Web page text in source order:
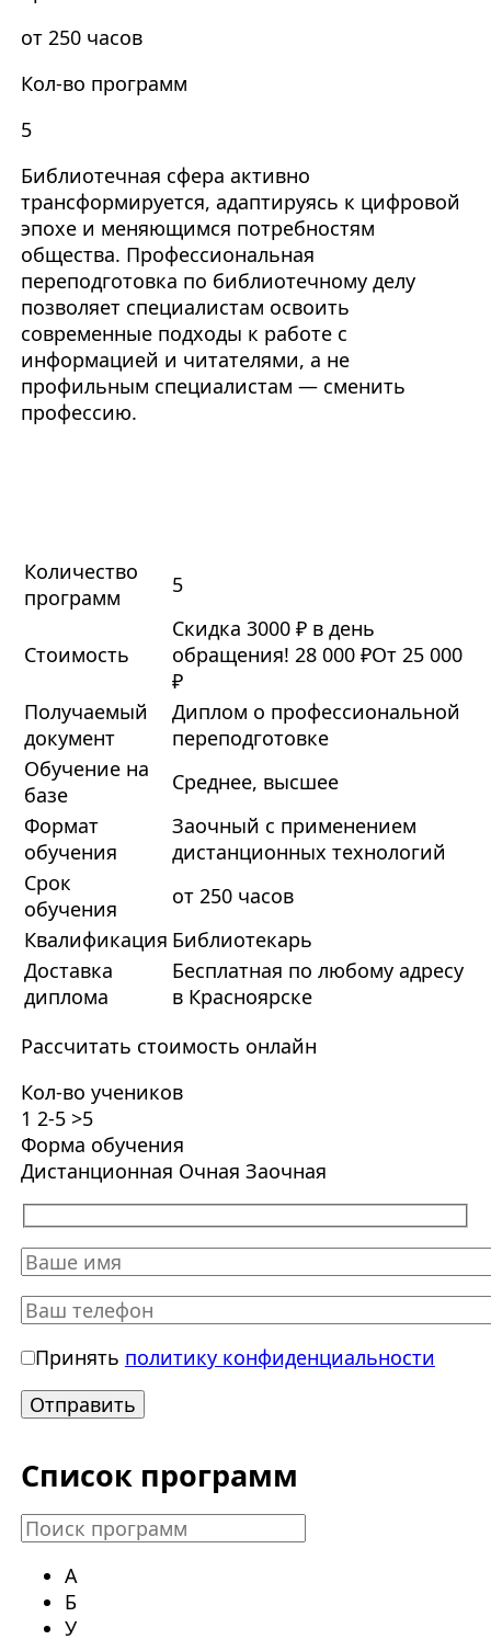
от 250 часов
Кол-во программ
5
Библиотечная сфера активно
трансформируется, адаптируясь к цифровой
эпохе и меняющимся потребностям
общества. Профессиональная
переподготовка по библиотечному делу
позволяет специалистам освоить
современные подходы к работе с
информацией и читателями, а не
профильным специалистам — сменить
профессию.
Количество
программ
5
Стоимость
Скидка 3000 ₽ в день
обращения! 28 000 ₽От 25 000
₽
Получаемый
документ
Диплом о профессиональной
переподготовке
Обучение на
базе
Среднее, высшее
Формат
обучения
Заочный с применением
дистанционных технологий
Срок
обучения
от 250 часов
Квалификация Библиотекарь
Доставка
диплома
Бесплатная по любому адресу
в Красноярске
Рассчитать стоимость онлайн
Кол-во учеников
1 2-5 >5
Форма обучения
Дистанционная Очная Заочная
Принять политику конфиденциальности
Список программ
А
Б
У